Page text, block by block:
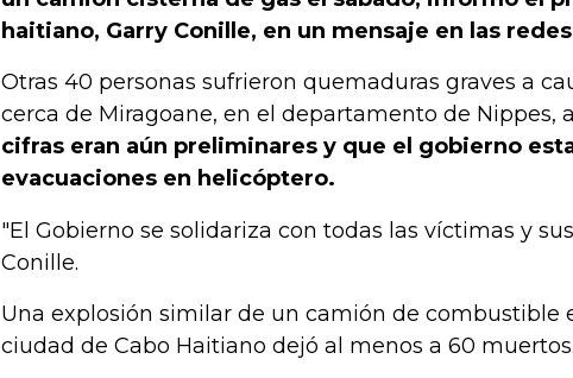
haitiano, Garry Conille, en un mensaje en las
Otras 40 personas sufrieron quemaduras graves a
cerca de Miragoane, en el departamento de Nippes,
cifras eran aún preliminares y que el gobierno
evacuaciones en helicóptero.
"El Gobierno se solidariza con todas las víctimas y
Conille.
Una explosión similar de un camión de combustible
ciudad de Cabo Haitiano dejó al menos a 60 muertos.